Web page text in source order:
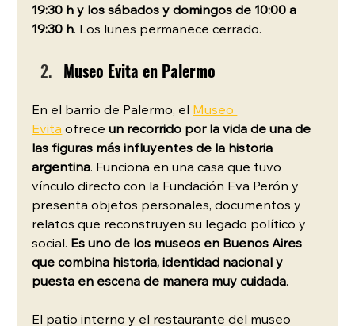
19:30 h y los sábados y domingos de 10:00 a
19:30 h. Los lunes permanece cerrado.
Museo Evita en Palermo
En el barrio de Palermo, el Museo
Evita ofrece un recorrido por la vida de una de
las figuras más influyentes de la historia
argentina. Funciona en una casa que tuvo
vínculo directo con la Fundación Eva Perón y
presenta objetos personales, documentos y
relatos que reconstruyen su legado político y
social. Es uno de los museos en Buenos Aires
que combina historia, identidad nacional y
puesta en escena de manera muy cuidada.
El patio interno y el restaurante del museo